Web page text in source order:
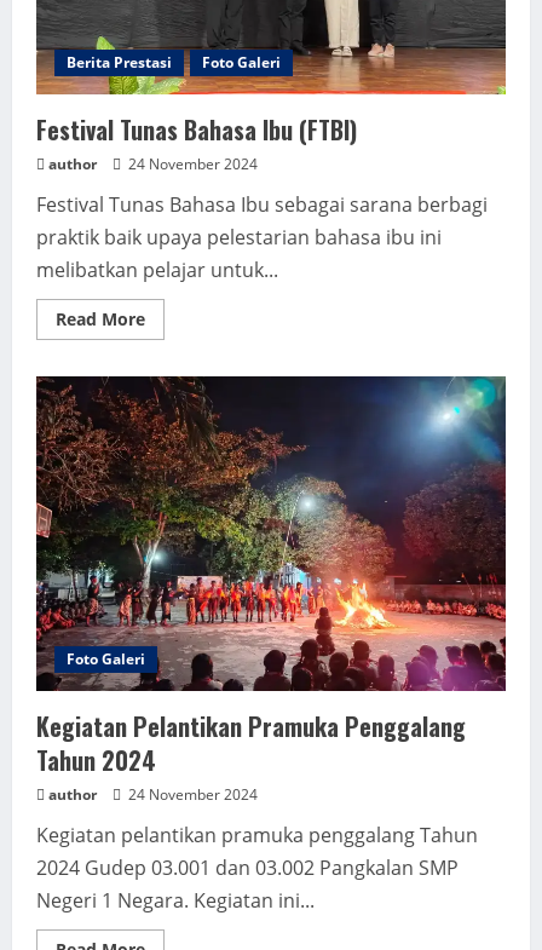
Berita Prestasi Foto Galeri
Festival Tunas Bahasa Ibu (FTBI)
author 24 November 2024
Festival Tunas Bahasa Ibu sebagai sarana berbagi
praktik baik upaya pelestarian bahasa ibu ini
melibatkan pelajar untuk...
Read MoreRead
more
Tunas
Bahasa
Ibu
(FTBI)
Foto Galeri
Kegiatan Pelantikan Pramuka Penggalang
Tahun 2024
author 24 November 2024
Kegiatan pelantikan pramuka penggalang Tahun
2024 Gudep 03.001 dan 03.002 Pangkalan SMP
Negeri 1 Negara. Kegiatan ini...